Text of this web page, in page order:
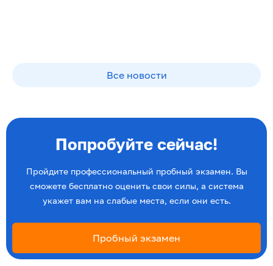
Все новости
Попробуйте сейчас!
Пройдите профессиональный пробный экзамен. Вы
сможете бесплатно оценить свои силы, а система
укажет вам на слабые места, если они есть.
Пробный экзамен